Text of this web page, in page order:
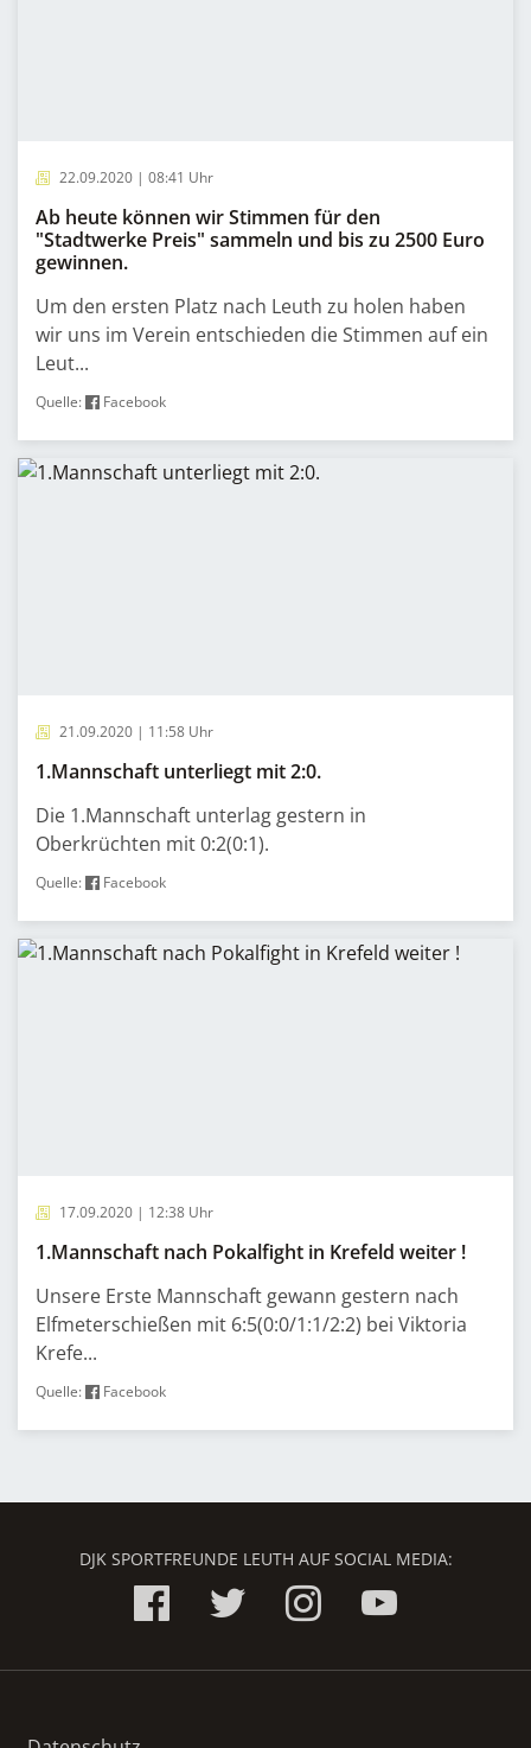
22.09.2020 | 08:41 Uhr
Ab heute können wir Stimmen für den
"Stadtwerke Preis" sammeln und bis zu 2500 Euro
gewinnen.
Um den ersten Platz nach Leuth zu holen haben
wir uns im Verein entschieden die Stimmen auf ein
Leut...
Quelle: Facebook
21.09.2020 | 11:58 Uhr
1.Mannschaft unterliegt mit 2:0.
Die 1.Mannschaft unterlag gestern in
Oberkrüchten mit 0:2(0:1).
Quelle: Facebook
17.09.2020 | 12:38 Uhr
1.Mannschaft nach Pokalfight in Krefeld weiter !
Unsere Erste Mannschaft gewann gestern nach
Elfmeterschießen mit 6:5(0:0/1:1/2:2) bei Viktoria
Krefe...
Quelle: Facebook
DJK SPORTFREUNDE LEUTH AUF SOCIAL MEDIA: